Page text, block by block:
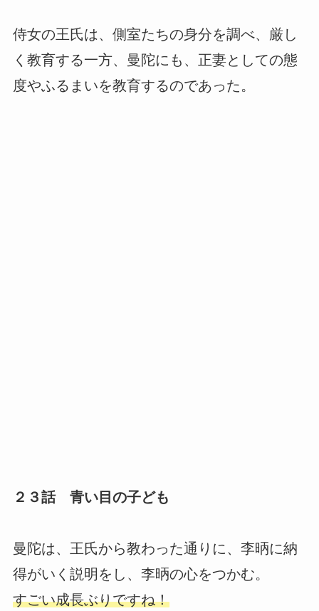
侍女の王氏は、側室たちの身分を調べ、厳し
く教育する一方、曼陀にも、正妻としての態
度やふるまいを教育するのであった。
２３話 青い目の子ども
曼陀は、王氏から教わった通りに、李昞に納
得がいく説明をし、李昞の心をつかむ。
すごい成長ぶりですね！